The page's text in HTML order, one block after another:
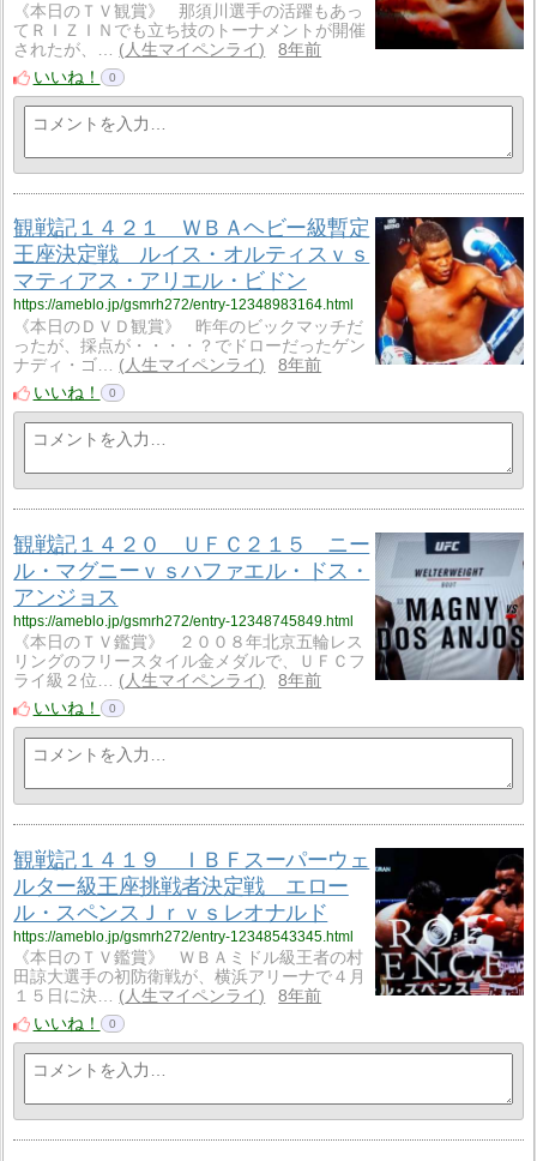
《本日のＴＶ観賞》 那須川選手の活躍もあっ
てＲＩＺＩＮでも立ち技のトーナメントが開催
されたが、…
人生マイペンライ
8年前
いいね！
0
観戦記１４２１ ＷＢＡヘビー級暫定
王座決定戦 ルイス・オルティスｖｓ
マティアス・アリエル・ビドン
https://ameblo.jp/gsmrh272/entry-12348983164.html
《本日のＤＶＤ観賞》 昨年のビックマッチだ
ったが、採点が・・・・？でドローだったゲン
ナディ・ゴ…
人生マイペンライ
8年前
いいね！
0
観戦記１４２０ ＵＦＣ２１５ ニー
ル・マグニーｖｓハファエル・ドス・
アンジョス
https://ameblo.jp/gsmrh272/entry-12348745849.html
《本日のＴＶ鑑賞》 ２００８年北京五輪レス
リングのフリースタイル金メダルで、ＵＦＣフ
ライ級２位…
人生マイペンライ
8年前
いいね！
0
観戦記１４１９ ＩＢＦスーパーウェ
ルター級王座挑戦者決定戦 エロー
ル・スペンスＪｒｖｓレオナルド
https://ameblo.jp/gsmrh272/entry-12348543345.html
《本日のＴＶ鑑賞》 ＷＢＡミドル級王者の村
田諒大選手の初防衛戦が、横浜アリーナで４月
１５日に決…
人生マイペンライ
8年前
いいね！
0